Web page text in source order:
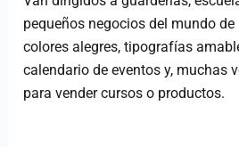
pequeños negocios del mundo
colores alegres, tipografías
calendario de eventos y, muchas
para vender cursos o productos.